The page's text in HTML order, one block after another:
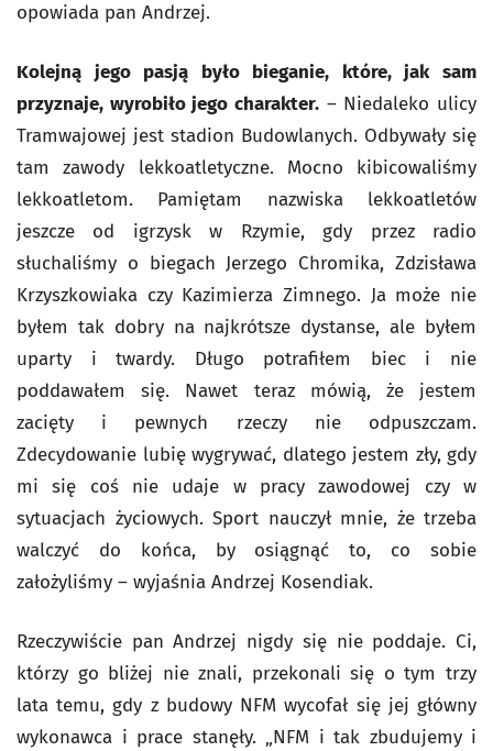
opowiada pan Andrzej.
Kolejną jego pasją było bieganie, które, jak sam
przyznaje, wyrobiło jego charakter. – Niedaleko ulicy
Tramwajowej jest stadion Budowlanych. Odbywały się
tam zawody lekkoatletyczne. Mocno kibicowaliśmy
lekkoatletom. Pamiętam nazwiska lekkoatletów
jeszcze od igrzysk w Rzymie, gdy przez radio
słuchaliśmy o biegach Jerzego Chromika, Zdzisława
Krzyszkowiaka czy Kazimierza Zimnego. Ja może nie
byłem tak dobry na najkrótsze dystanse, ale byłem
uparty i twardy. Długo potrafiłem biec i nie
poddawałem się. Nawet teraz mówią, że jestem
zacięty i pewnych rzeczy nie odpuszczam.
Zdecydowanie lubię wygrywać, dlatego jestem zły, gdy
mi się coś nie udaje w pracy zawodowej czy w
sytuacjach życiowych. Sport nauczył mnie, że trzeba
walczyć do końca, by osiągnąć to, co sobie
założyliśmy – wyjaśnia Andrzej Kosendiak.
Rzeczywiście pan Andrzej nigdy się nie poddaje. Ci,
którzy go bliżej nie znali, przekonali się o tym trzy
lata temu, gdy z budowy NFM wycofał się jej główny
wykonawca i prace stanęły. „NFM i tak zbudujemy i